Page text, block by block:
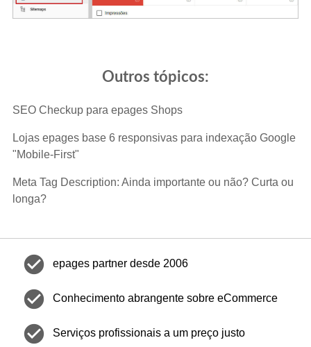
Outros tópicos:
SEO Checkup para epages Shops
Lojas epages base 6 responsivas para indexação Google
"Mobile-First"
Meta Tag Description: Ainda importante ou não? Curta ou
longa?
check_circle epages partner desde 2006
check_circle Conhecimento abrangente sobre eCommerce
check_circle Serviços profissionais a um preço justo